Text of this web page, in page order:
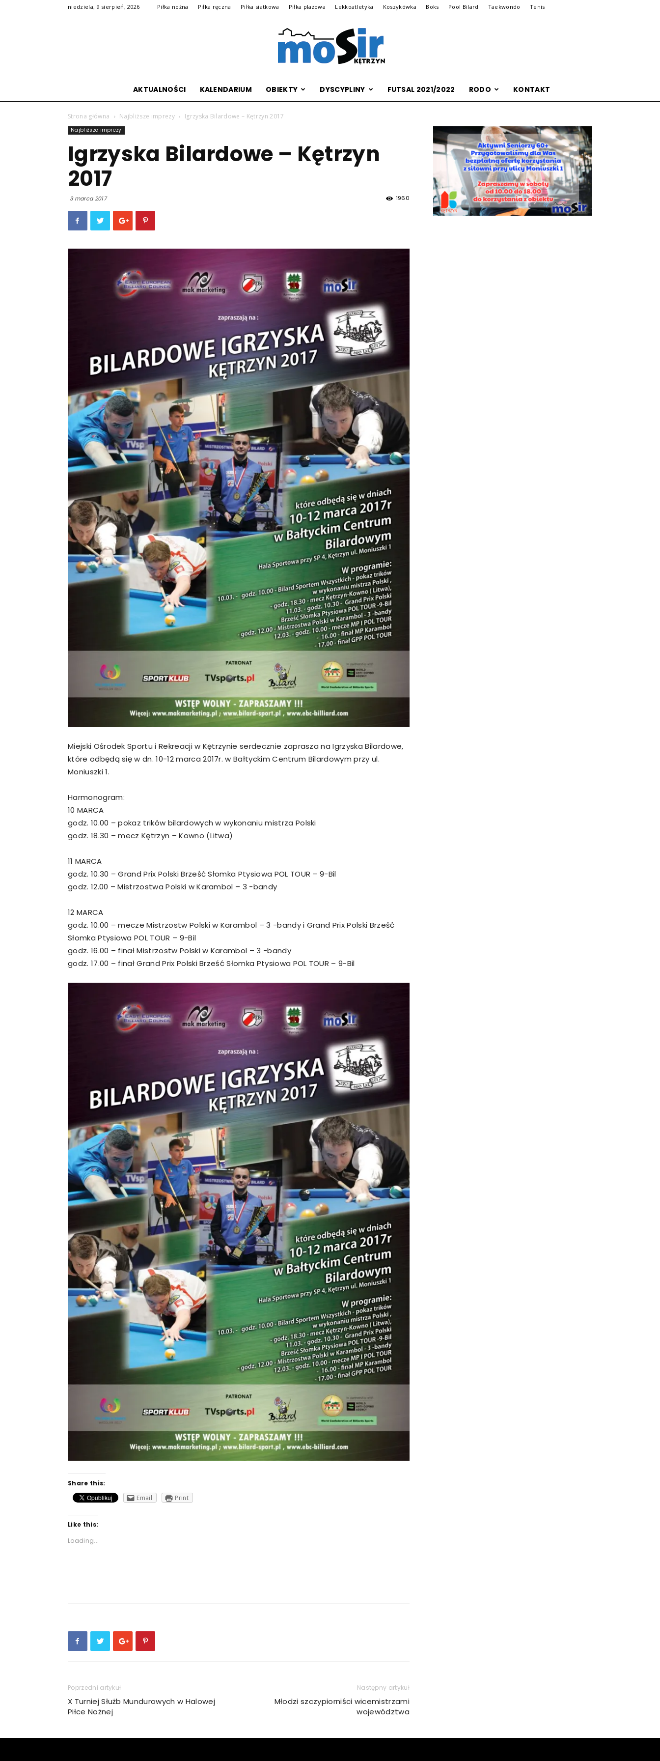
niedziela, 9 sierpień, 2026 Piłka nożna Piłka ręczna Piłka siatkowa Piłka plażowa Lekkoatletyka Koszykówka Boks Pool Bilard Taekwondo Tenis
Archiwalna
wersja
MOSiR
Kętrzyn
AKTUALNOŚCI KALENDARIUM OBIEKTY DYSCYPLINY FUTSAL 2021/2022 RODO KONTAKT
Strona główna Najbliższe imprezy Igrzyska Bilardowe – Kętrzyn 2017
Najbliższe imprezy
Igrzyska Bilardowe – Kętrzyn
2017
3 marca 2017 1960
Miejski Ośrodek Sportu i Rekreacji w Kętrzynie serdecznie zaprasza na Igrzyska Bilardowe,
które odbędą się w dn. 10-12 marca 2017r. w Bałtyckim Centrum Bilardowym przy ul.
Moniuszki 1.
Harmonogram:
10 MARCA
godz. 10.00 – pokaz trików bilardowych w wykonaniu mistrza Polski
godz. 18.30 – mecz Kętrzyn – Kowno (Litwa)
11 MARCA
godz. 10.30 – Grand Prix Polski Brześć Słomka Ptysiowa POL TOUR – 9-Bil
godz. 12.00 – Mistrzostwa Polski w Karambol – 3 -bandy
12 MARCA
godz. 10.00 – mecze Mistrzostw Polski w Karambol – 3 -bandy i Grand Prix Polski Brześć
Słomka Ptysiowa POL TOUR – 9-Bil
godz. 16.00 – finał Mistrzostw Polski w Karambol – 3 -bandy
godz. 17.00 – finał Grand Prix Polski Brześć Słomka Ptysiowa POL TOUR – 9-Bil
Share this:
Email
Print
Like this:
Loading...
Poprzedni artykuł
X Turniej Służb Mundurowych w Halowej
Piłce Nożnej
Następny artykuł
Młodzi szczypiorniści wicemistrzami
województwa